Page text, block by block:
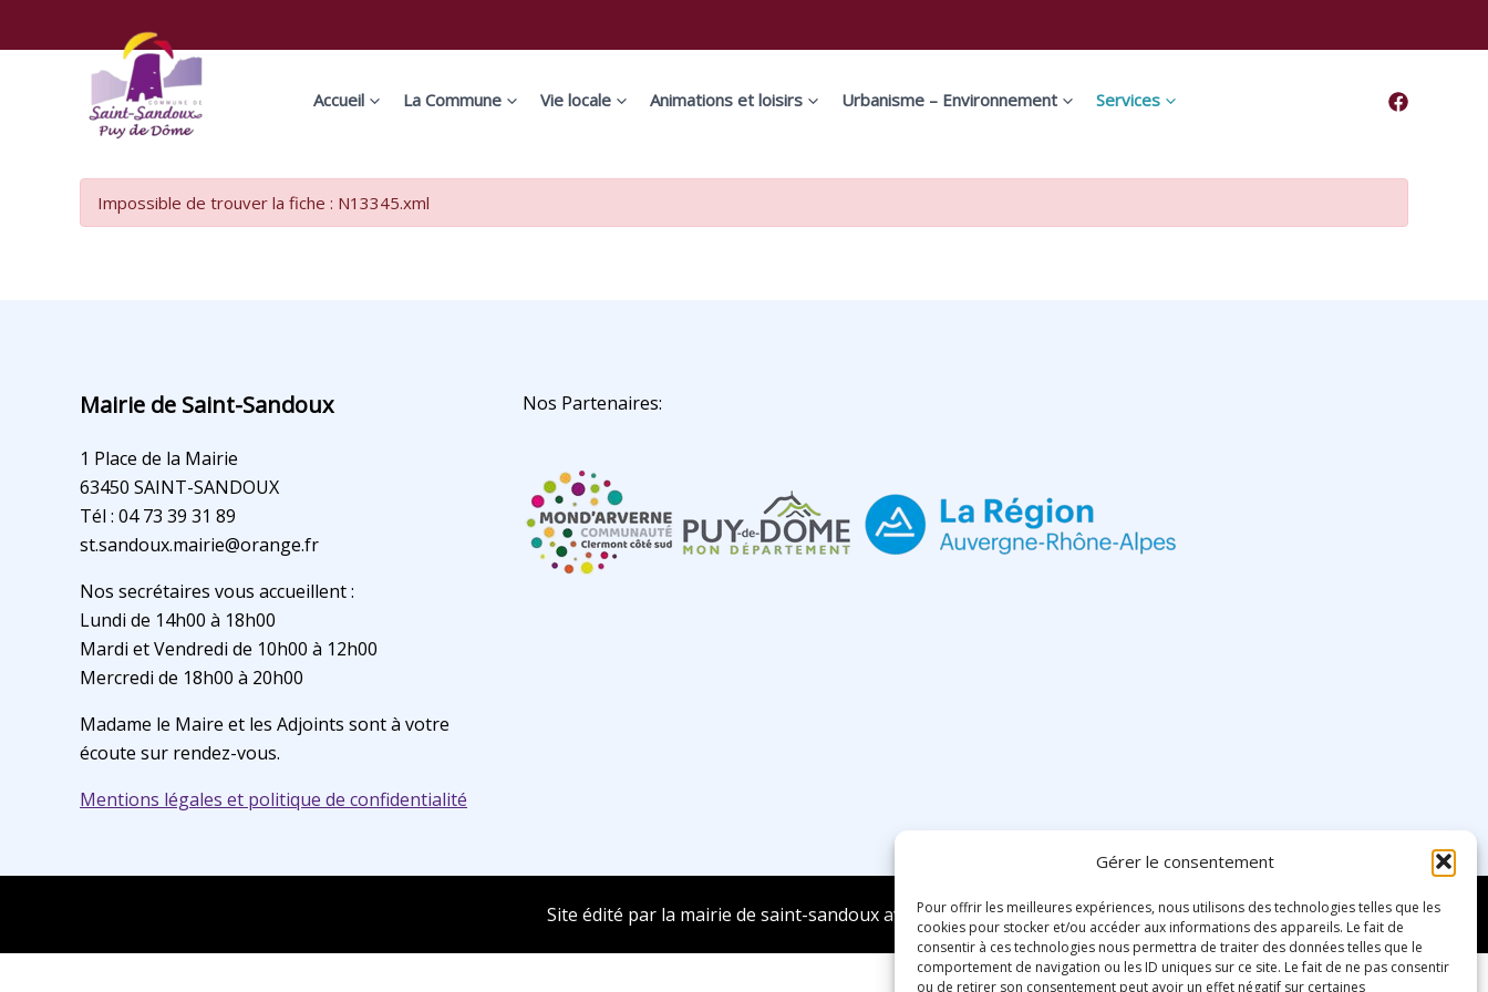
Gérer le consentement
Pour offrir les meilleures expériences, nous utilisons des technologies telles que les
cookies pour stocker et/ou accéder aux informations des appareils. Le fait de
consentir à ces technologies nous permettra de traiter des données telles que le
comportement de navigation ou les ID uniques sur ce site. Le fait de ne pas consentir
ou de retirer son consentement peut avoir un effet négatif sur certaines
Accueil La Commune Vie locale Animations et loisirs Urbanisme – Environnement Services
Impossible de trouver la fiche : N13345.xml
Mairie de Saint-Sandoux
1 Place de la Mairie
63450 SAINT-SANDOUX
Tél : 04 73 39 31 89
st.sandoux.mairie@orange.fr
Nos secrétaires vous accueillent :
Lundi de 14h00 à 18h00
Mardi et Vendredi de 10h00 à 12h00
Mercredi de 18h00 à 20h00
Madame le Maire et les Adjoints sont à votre
écoute sur rendez-vous.
Mentions légales et politique de confidentialité
Nos Partenaires:
Site édité par la mairie de saint-sandoux avec ❤️